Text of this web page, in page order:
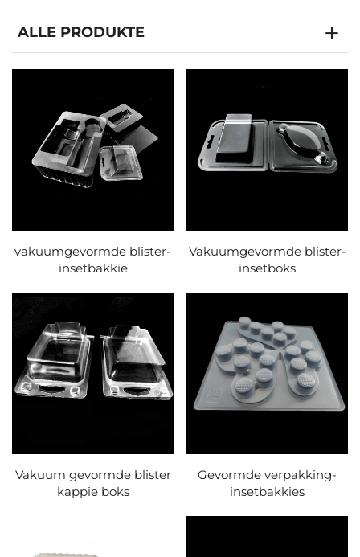
ALLE PRODUKTE
vakuumgevormde blister-
insetbakkie
Vakuumgevormde blister-
insetboks
Vakuum gevormde blister
kappie boks
Gevormde verpakking-
insetbakkies